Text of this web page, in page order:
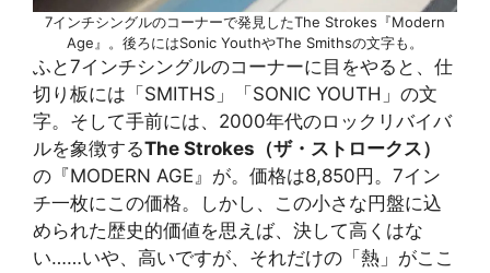
7インチシングルのコーナーで発見したThe Strokes『Modern
Age』。後ろにはSonic YouthやThe Smithsの文字も。
ふと7インチシングルのコーナーに目をやると、仕
切り板には「SMITHS」「SONIC YOUTH」の文
字。そして手前には、2000年代のロックリバイバ
ルを象徴するThe Strokes（ザ・ストロークス）
の『MODERN AGE』が。価格は8,850円。7イン
チ一枚にこの価格。しかし、この小さな円盤に込
められた歴史的価値を思えば、決して高くはな
い……いや、高いですが、それだけの「熱」がここ